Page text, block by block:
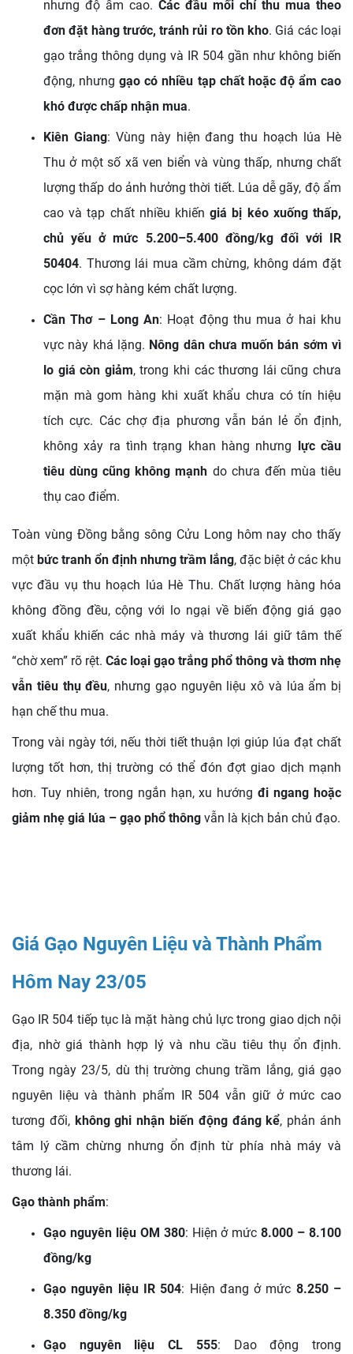
nhưng độ ẩm cao. Các đầu mối chỉ thu mua theo
đơn đặt hàng trước, tránh rủi ro tồn kho. Giá các loại
gạo trắng thông dụng và IR 504 gần như không biến
động, nhưnggạo có nhiều tạp chất hoặc độ ẩm cao
khó được chấp nhận mua.
Kiên Giang: Vùng này hiện đang thu hoạch lúa Hè
Thu ở một số xã ven biển và vùng thấp, nhưng chất
lượng thấp do ảnh hưởng thời tiết. Lúa dễ gãy, độ ẩm
cao và tạp chất nhiều khiếngiá bị kéo xuống thấp,
chủ yếu ở mức 5.200–5.400 đồng/kg đối với IR
50404. Thương lái mua cầm chừng, không dám đặt
cọc lớn vì sợ hàng kém chất lượng.
Cần Thơ – Long An: Hoạt động thu mua ở hai khu
vực này khá lặng. Nông dân chưa muốn bán sớm vì
lo giá còn giảm, trong khi các thương lái cũng chưa
mặn mà gom hàng khi xuất khẩu chưa có tín hiệu
tích cực. Các chợ địa phương vẫn bán lẻ ổn định,
không xảy ra tình trạng khan hàng nhưng lực cầu
tiêu dùng cũng không mạnh do chưa đến mùa tiêu
thụ cao điểm.
Toàn vùng Đồng bằng sông Cửu Long hôm nay cho thấy
một bức tranh ổn định nhưng trầm lắng, đặc biệt ở các khu
vực đầu vụ thu hoạch lúa Hè Thu. Chất lượng hàng hóa
không đồng đều, cộng với lo ngại về biến động giá gạo
xuất khẩu khiến các nhà máy và thương lái giữ tâm thế
“chờ xem” rõ rệt. Các loại gạo trắng phổ thông và thơm nhẹ
vẫn tiêu thụ đều, nhưng gạo nguyên liệu xô và lúa ẩm bị
hạn chế thu mua.
Trong vài ngày tới, nếu thời tiết thuận lợi giúp lúa đạt chất
lượng tốt hơn, thị trường có thể đón đợt giao dịch mạnh
hơn. Tuy nhiên, trong ngắn hạn, xu hướngđi ngang hoặc
giảm nhẹ giá lúa – gạo phổ thông vẫn là kịch bản chủ đạo.
Giá Gạo Nguyên Liệu và Thành Phẩm
Hôm Nay 23/05
Gạo IR 504 tiếp tục là mặt hàng chủ lực trong giao dịch nội
địa, nhờ giá thành hợp lý và nhu cầu tiêu thụ ổn định.
Trong ngày 23/5, dù thị trường chung trầm lắng, giá gạo
nguyên liệu và thành phẩm IR 504 vẫn giữ ở mức cao
tương đối, không ghi nhận biến động đáng kể, phản ánh
tâm lý cầm chừng nhưng ổn định từ phía nhà máy và
thương lái.
Gạo thành phẩm:
Gạo nguyên liệu OM 380: Hiện ở mức8.000 – 8.100
đồng/kg
Gạo nguyên liệu IR 504: Hiện đang ở mức 8.250 –
8.350 đồng/kg
Gạo nguyên liệu CL 555: Dao động trong